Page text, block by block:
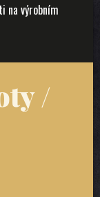
na výrobním
/